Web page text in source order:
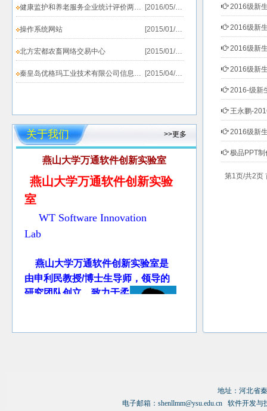
健康监护和养老服务企业统计评价两个系统上线测试... [2016/05/31]
操作系统网站 [2015/01/25]
北方宏都农畜网络交易中心 [2015/01/25]
秦皇岛优格玛工业技术有限公司信息发布系统 [2015/04/02]
关于我们 >>更多
燕山大学万通软件创新实验室
燕山大学万通软件创新实验
室
燕山大学万通软件创新实验室是
由申利民教授/博士生导师，领导的
研究团队创立，致力于柔
析、电子商务系统、信
2005-2007年由国家留学基金派遣到美
2016级新
2016级新
2016级新
2016级新
2016-级新
王永鹏-
2016级新
极品PPT
第1页/共2页
地址： 河北省
电子邮箱： shenllmm@ysu.edu.cn软件开发与